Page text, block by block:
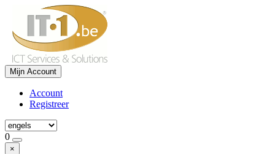
Mijn Account
Account
Registreer
0
×